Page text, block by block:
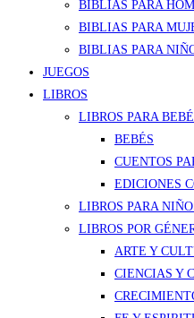
BIBLIAS PARA
BIBLIAS PARA
BIBLIAS PARA
JUEGOS
LIBROS
LIBROS PARA
BEBÉS
CUENTOS
EDICIONES
LIBROS PARA
LIBROS POR
ARTE Y
CIENCIAS Y